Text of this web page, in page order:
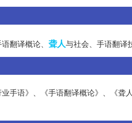
翻译概论、聋人与社会、手语翻译
手语》、《手语翻译概论》、《聋